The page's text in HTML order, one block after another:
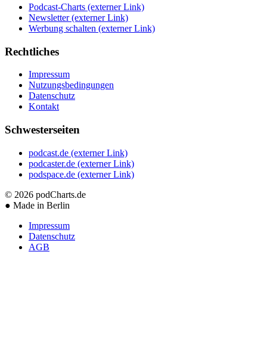
Podcast-Charts (externer Link)
Newsletter (externer Link)
Werbung schalten (externer Link)
Rechtliches
Impressum
Nutzungsbedingungen
Datenschutz
Kontakt
Schwesterseiten
podcast.de (externer Link)
podcaster.de (externer Link)
podspace.de (externer Link)
© 2026 podCharts.de
● Made in Berlin
Impressum
Datenschutz
AGB